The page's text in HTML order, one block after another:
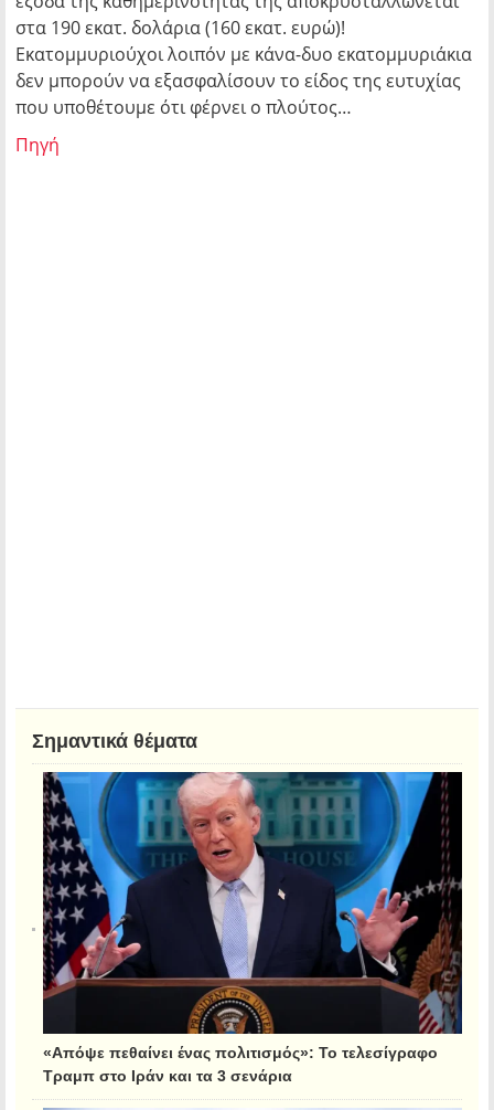
στα 190 εκατ. δολάρια (160 εκατ. ευρώ)!
Εκατομμυριούχοι λοιπόν με κάνα-δυο εκατομμυριάκια
δεν μπορούν να εξασφαλίσουν το είδος της ευτυχίας
που υποθέτουμε ότι φέρνει ο πλούτος…
Πηγή
Σημαντικά θέματα
«Απόψε πεθαίνει ένας πολιτισμός»: Το τελεσίγραφο
Τραμπ στο Ιράν και τα 3 σενάρια